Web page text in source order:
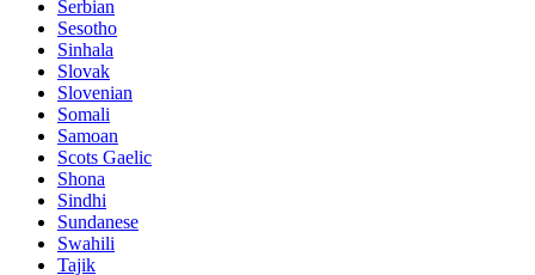
Serbian
Sesotho
Sinhala
Slovak
Slovenian
Somali
Samoan
Scots Gaelic
Shona
Sindhi
Sundanese
Swahili
Tajik